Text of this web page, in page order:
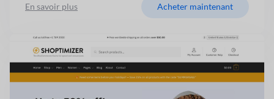
En savoir plus Acheter maintenant